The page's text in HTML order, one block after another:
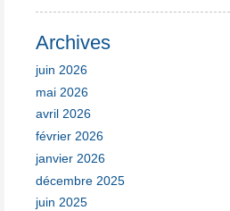
Archives
juin 2026
mai 2026
avril 2026
février 2026
janvier 2026
décembre 2025
juin 2025